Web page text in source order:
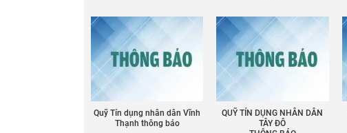
Quỹ Tín dụng nhân dân Vĩnh
Thạnh thông báo
QUỸ TÍN DỤNG NHÂN DÂN
TÂY ĐÔ